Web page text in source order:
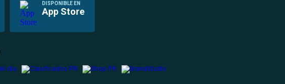
DISPONIBLE EN
App Store